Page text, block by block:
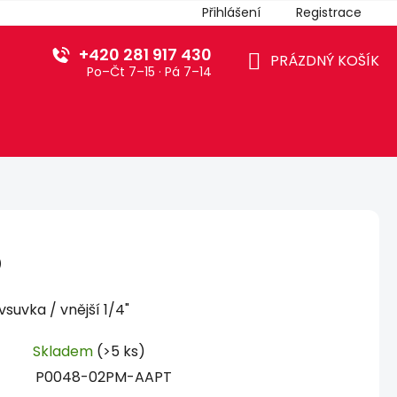
Přihlášení Registrace
PRÁZDNÝ KOŠÍK
+420 281 917 430
Po–Čt 7–15 · Pá 7–14
/ vnější 1/4"
Skladem (>5 ks)
P0048-02PM-AAPT